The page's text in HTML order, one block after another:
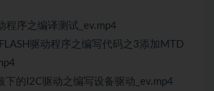
程序之编译测试_ev.mp4
驱动程序之编写代码之3添加MTD
的I2C驱动之编写设备驱动_ev.mp4